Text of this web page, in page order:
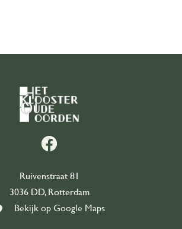
Ons team
Word vrijwilliger east
Ruivenstraat 81
3036 DD, Rotterdam
Bekijk op Google Maps